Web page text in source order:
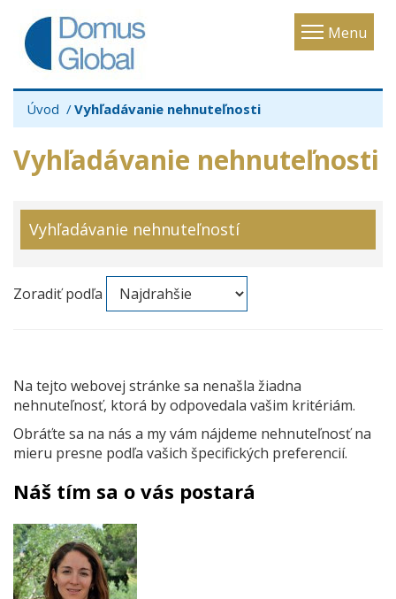
Menu
Toggle
Úvod Vyhľadávanie nehnuteľnosti
Vyhľadávanie nehnuteľnosti
Vyhľadávanie nehnuteľností
Zoradiť podľa
Na tejto webovej stránke sa nenašla žiadna
nehnuteľnosť, ktorá by odpovedala vašim kritériám.
Obráťte sa na nás a my vám nájdeme nehnuteľnosť na
mieru presne podľa vašich špecifických preferencií.
Náš tím sa o vás postará